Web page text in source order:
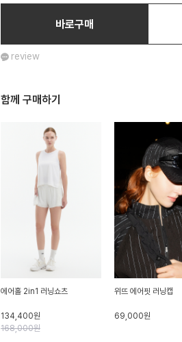
바로구매
review
함께 구매하기
에어홀 2in1 러닝쇼츠
134,400원
168,000원
위뜨 에어핏 러닝캡
69,000원